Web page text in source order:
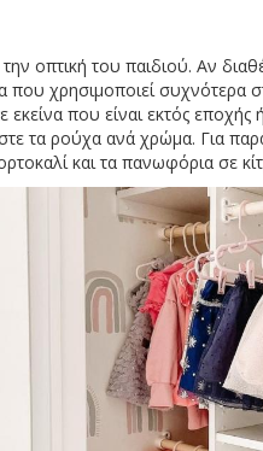
οπτική του παιδιού. Αν
χρησιμοποιεί συχνότερα
που είναι εκτός
τα ρούχα ανά χρώμα. Για
και τα πανωφόρια σε